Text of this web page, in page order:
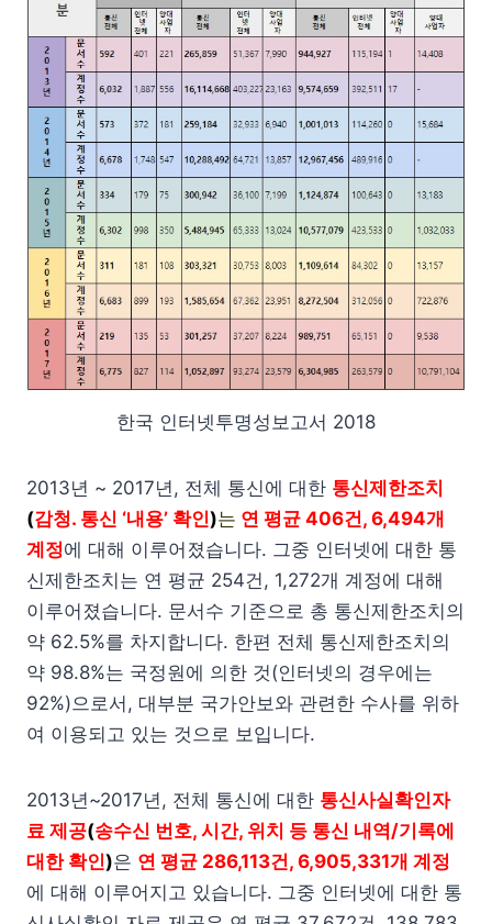
한국 인터넷투명성보고서 2018
2013년 ~ 2017년, 전체 통신에 대한 통신제한조치
(감청. 통신 ‘내용’ 확인)는 연 평균 406건, 6,494개
계정에 대해 이루어졌습니다. 그중 인터넷에 대한 통
신제한조치는 연 평균 254건, 1,272개 계정에 대해
이루어졌습니다. 문서수 기준으로 총 통신제한조치의
약 62.5%를 차지합니다. 한편 전체 통신제한조치의
약 98.8%는 국정원에 의한 것(인터넷의 경우에는
92%)으로서, 대부분 국가안보와 관련한 수사를 위하
여 이용되고 있는 것으로 보입니다.
2013년~2017년, 전체 통신에 대한 통신사실확인자
료 제공(송수신 번호, 시간, 위치 등 통신 내역/기록에
대한 확인)은 연 평균 286,113건, 6,905,331개 계정
에 대해 이루어지고 있습니다. 그중 인터넷에 대한 통